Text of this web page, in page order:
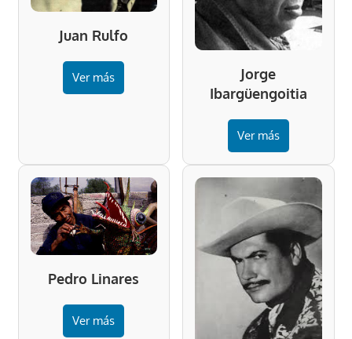
Juan Rulfo
Ver más
Jorge
Ibargüengoitia
Ver más
Pedro Linares
Ver más